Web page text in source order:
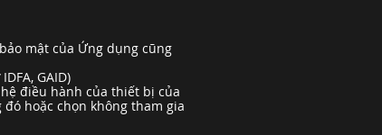
mật của Ứng dụng cũng
GAID)
điều hành của thiết bị của
hoặc chọn không tham gia